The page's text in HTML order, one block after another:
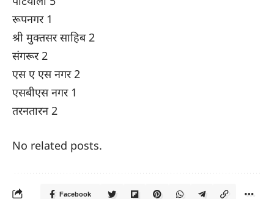
रूपनगर 1
श्री मुक्तसर साहिब 2
संगरूर 2
एस ए एस नगर 2
एसबीएस नगर 1
तरनतारन 2
No related posts.
Facebook